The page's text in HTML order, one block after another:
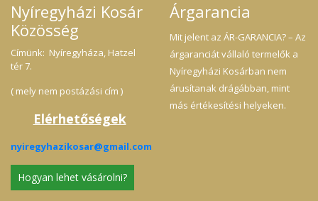
Nyíregyházi Kosár
Közösség
Címünk: Nyíregyháza, Hatzel
tér 7.
( mely nem postázási cím )
Elérhetőségek
nyiregyhazikosar@gmail.com
Hogyan lehet vásárolni?
Árgarancia
Mit jelent az ÁR-GARANCIA? – Az
árgaranciát vállaló termelők a
Nyíregyházi Kosárban nem
árusítanak drágábban, mint
más értékesítési helyeken.